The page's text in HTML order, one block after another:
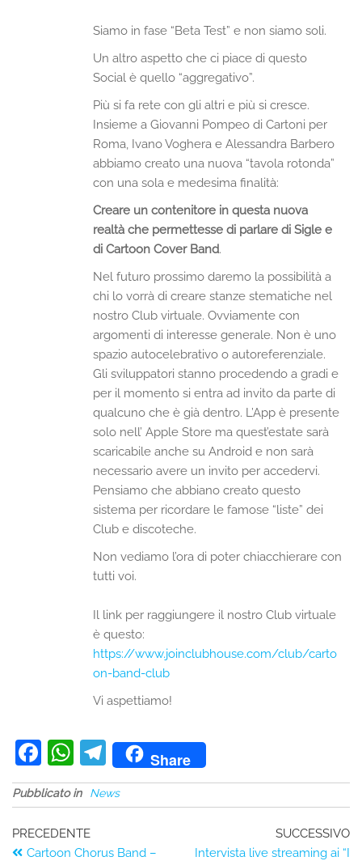
Siamo in fase “Beta Test” e non siamo soli.
Un altro aspetto che ci piace di questo
Social è quello “aggregativo”.
Più si fa rete con gli altri e più si cresce.
Insieme a Giovanni Pompeo di Cartoni per
Roma, Ivano Voghera e Alessandra Barbero
abbiamo creato una nuova “tavola rotonda”
con una sola e medesima finalità:
Creare un contenitore in questa nuova
realtà che permettesse di parlare di Sigle e
di Cartoon Cover Band.
Nel futuro prossimo daremo la possibilità a
chi lo vorrà di creare stanze stematiche nel
nostro Club virtuale. Ovviamente con
argomenti di interesse generale. Non è uno
spazio autocelebrativo o autoreferenziale.
Gli sviluppatori stanno procedendo a gradi e
per il momento si entra ad invito da parte di
qualcuno che è già dentro. L’App è presente
solo nell’ Apple Store ma quest’estate sarà
scaricabile anche su Android e non sarà
necessario avere un invito per accedervi.
Pensiamo che abbiano creato questo
sistema per ricordare le famose “liste” dei
Club e discoteche.
Non vediamo l’ora di poter chiacchierare con
tutti voi.
Il link per raggiungere il nostro Club virtuale
è questo:
https://www.joinclubhouse.com/club/carto
on-band-club
Vi aspettiamo!
F
a
c
e
W
h
at
s
T
el
e
Share
Pubblicato in News
PRECEDENTE
Cartoon Chorus Band –
SUCCESSIVO
Intervista live streaming ai “I